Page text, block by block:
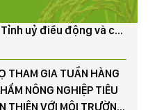
THAM GIA TUẦN HÀNG
NÔNG NGHIỆP TIÊU
VỚI MÔI TRƯỜNG